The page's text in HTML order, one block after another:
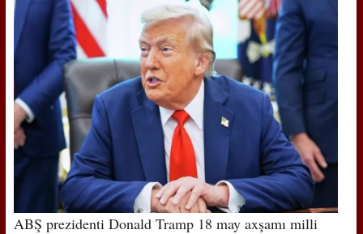
ABŞ prezidenti Donald Tramp 18 may axşamı milli